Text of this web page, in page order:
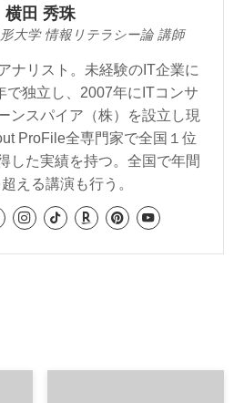
横田 秀珠
大学 情報リテラシー論 講師
ナリスト。未経験のIT企業に
で独立し、2007年にITコンサ
ンスパイア（株）を設立し現
ProFile全専門家で全国１位
した実績を持つ。全国で年間
える講演も行う。